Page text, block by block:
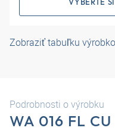
Zobraziť tabuľku
Podrobnosti o výrobku
WA 016 FL CU